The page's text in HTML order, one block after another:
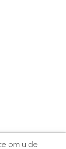
om u de